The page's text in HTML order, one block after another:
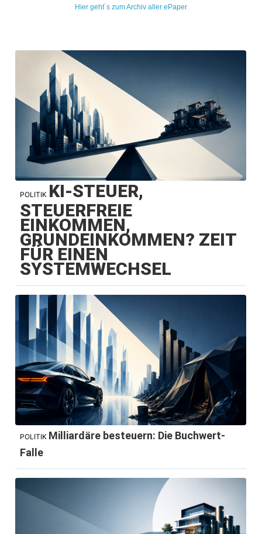
Hier geht´s zum Archiv aller ePaper
POLITIK KI-STEUER,
STEUERFREIE
EINKOMMEN,
GRUNDEINKOMMEN? ZEIT
FÜR EINEN
SYSTEMWECHSEL
POLITIK Milliardäre besteuern: Die Buchwert-
Falle